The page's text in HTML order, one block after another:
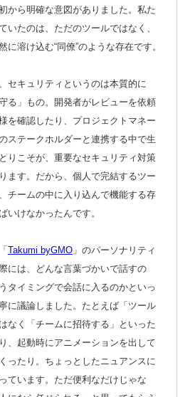
から明確な意図がありました。私た
いたのは、ただのツールではなく、
に溶け込む“同僚”のような存在です。
セキュリティというのは本質的に
る」もの。開発者がレビューを依頼
を確認したり、プロジェクトマネー
ステークホルダーと連携する中で生
りこそが、重要なセキュリティ対策
ます。だから、個人で完結するツー
チームの中に入り込んで機能する存
いけなかったんです。
Takumi byGMO」のパーソナリティ
には、どんな言葉づかいで話すの
タイミングで会話に入るのかといっ
に議論しました。たとえば「ツール
なく「チームに招待する」といった
、起動時にアニメーションを出して
ったり。ちょっとしたニュアンスに
ています。ただ便利なだけじゃな